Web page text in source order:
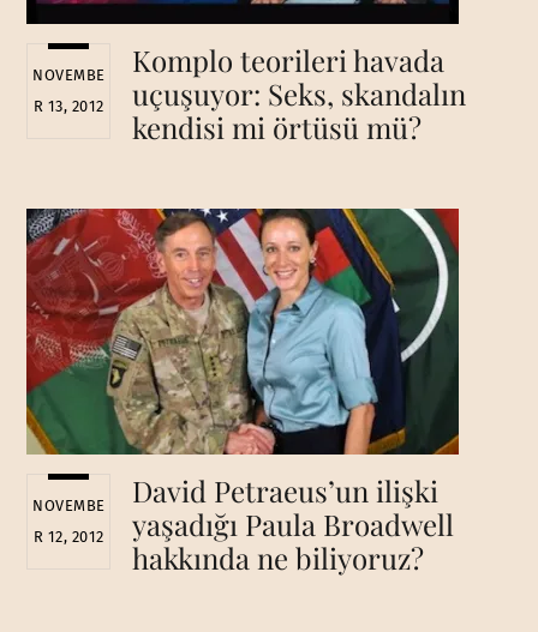
NOVEMBE
R 13, 2012
Komplo teorileri havada
uçuşuyor: Seks, skandalın
kendisi mi örtüsü mü?
NOVEMBE
R 12, 2012
David Petraeus’un ilişki
yaşadığı Paula Broadwell
hakkında ne biliyoruz?